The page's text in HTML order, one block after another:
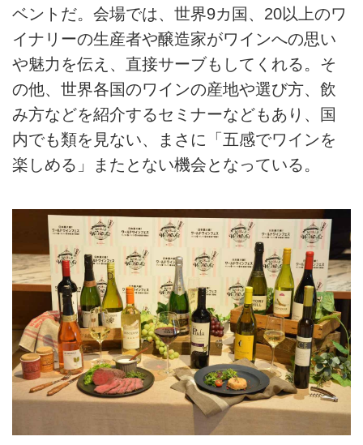
ベントだ。会場では、世界9カ国、20以上のワ
イナリーの生産者や醸造家がワインへの思い
や魅力を伝え、直接サーブもしてくれる。そ
の他、世界各国のワインの産地や選び方、飲
み方などを紹介するセミナーなどもあり、国
内でも類を見ない、まさに「五感でワインを
楽しめる」またとない機会となっている。